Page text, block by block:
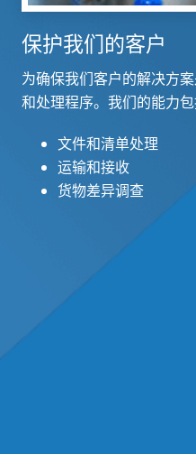
保护我们的客户
为确保我们客户的解决方
和处理程序。我们的能力包
文件和清单处理
运输和接收
货物差异调查